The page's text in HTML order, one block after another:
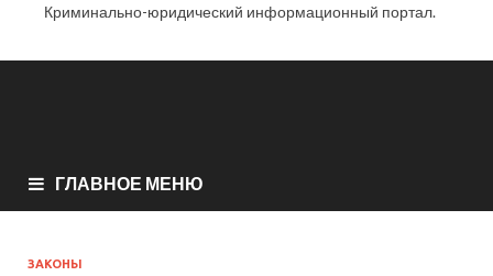
Криминально-юридический информационный портал.
ГЛАВНОЕ МЕНЮ
ЗАКОНЫ